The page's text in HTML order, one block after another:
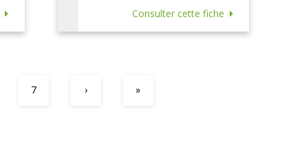
Consulter cette fiche
7 › »